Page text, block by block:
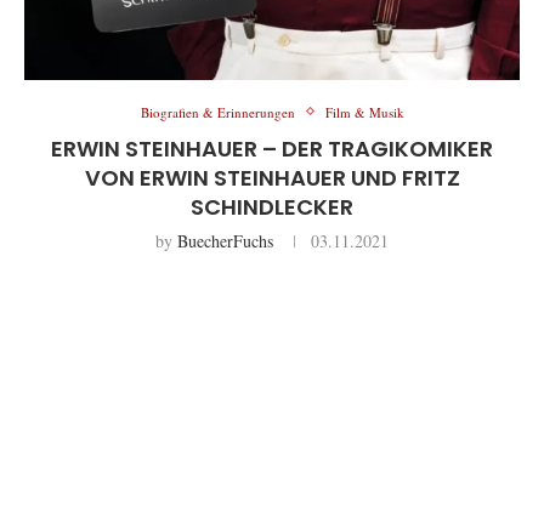
Biografien & Erinnerungen Film & Musik
ERWIN STEINHAUER – DER TRAGIKOMIKER
VON ERWIN STEINHAUER UND FRITZ
SCHINDLECKER
by BuecherFuchs 03.11.2021